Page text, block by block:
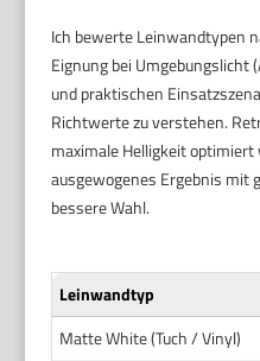
Ich bewerte Leinwandtypen
Eignung bei Umgebungslicht
und praktischen
Richtwerte zu verstehen.
maximale Helligkeit
ausgewogenes Ergebnis
bessere Wahl.
Leinwandtyp
Matte White (Tuch / Vinyl)